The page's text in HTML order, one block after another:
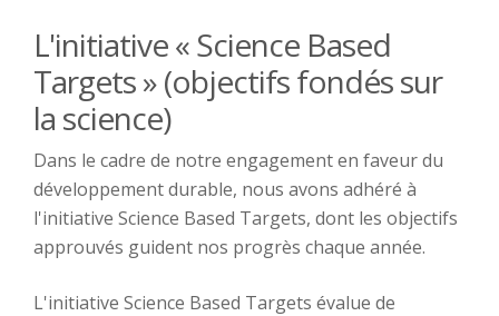
L'initiative « Science Based
Targets » (objectifs fondés sur
la science)
Dans le cadre de notre engagement en faveur du
développement durable, nous avons adhéré à
l'initiative Science Based Targets, dont les objectifs
approuvés guident nos progrès chaque année.
L'initiative Science Based Targets évalue de